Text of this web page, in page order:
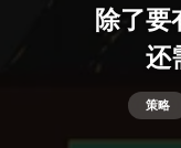
除了要
还
策略